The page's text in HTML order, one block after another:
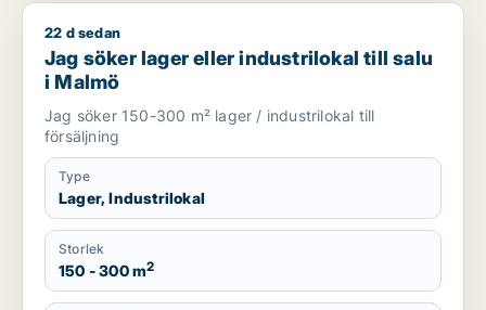
Jag söker lager eller industrilokal till salu i Malmö
22 d sedan
Jag söker lager eller industrilokal till salu
i Malmö
Jag söker 150-300 m² lager / industrilokal till
försäljning
Type
Lager, Industrilokal
Storlek
150 - 300 m2